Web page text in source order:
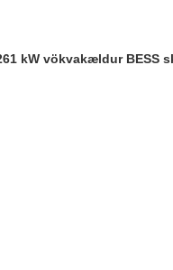
vökvakældur BESS skápur